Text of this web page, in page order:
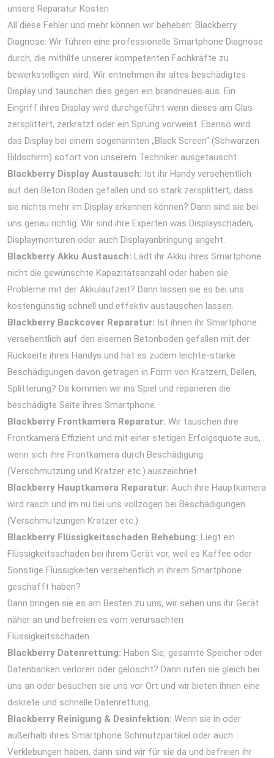
unsere Reparatur Kosten
All diese Fehler und mehr können wir beheben: Blackberry
Diagnose: Wir führen eine professionelle Smartphone Diagnose
durch, die mithilfe unserer kompetenten Fachkräfte zu
bewerkstelligen wird. Wir entnehmen ihr altes beschädigtes
Display und tauschen dies gegen ein brandneues aus. Ein
Eingriff ihres Display wird durchgeführt wenn dieses am Glas
zersplittert, zerkratzt oder ein Sprung vorweist. Ebenso wird
das Display bei einem sogenannten „Black Screen“ (Schwarzen
Bildschirm) sofort von unserem Techniker ausgetauscht.
Blackberry Display Austausch: Ist ihr Handy versehentlich
auf den Beton Boden gefallen und so stark zersplittert, dass
sie nichts mehr im Display erkennen können? Dann sind sie bei
uns genau richtig. Wir sind ihre Experten was Displayschäden,
Displaymonturen oder auch Displayanbringung angeht.
Blackberry Akku Austausch: Lädt ihr Akku ihres Smartphone
nicht die gewünschte Kapazitätsanzahl oder haben sie
Probleme mit der Akkulaufzeit? Dann lassen sie es bei uns
kostengünstig schnell und effektiv austauschen lassen.
Blackberry Backcover Reparatur: Ist ihnen ihr Smartphone
versehentlich auf den eisernen Betonboden gefallen mit der
Rückseite ihres Handys und hat es zudem leichte-starke
Beschädigungen davon getragen in Form von Kratzern, Dellen,
Splitterung? Da kommen wir ins Spiel und reparieren die
beschädigte Seite ihres Smartphone.
Blackberry Frontkamera Reparatur: Wir tauschen ihre
Frontkamera Effizient und mit einer stetigen Erfolgsquote aus,
wenn sich ihre Frontkamera durch Beschädigung
(Verschmutzung und Kratzer etc.).auszeichnet.
Blackberry Hauptkamera Reparatur: Auch ihre Hauptkamera
wird rasch und im nu bei uns vollzogen bei Beschädigungen
(Verschmutzungen Kratzer etc.).
Blackberry Flüssigkeitsschaden Behebung: Liegt ein
Flüssigkeitsschaden bei ihrem Gerät vor, weil es Kaffee oder
Sonstige Flüssigkeiten versehentlich in ihrem Smartphone
geschafft haben?
Dann bringen sie es am Besten zu uns, wir sehen uns ihr Gerät
näher an und befreien es vom verursachten
Flüssigkeitsschaden.
Blackberry Datenrettung: Haben Sie, gesamte Speicher oder
Datenbanken verloren oder gelöscht? Dann rufen sie gleich bei
uns an oder besuchen sie uns vor Ort und wir bieten ihnen eine
diskrete und schnelle Datenrettung.
Blackberry Reinigung & Desinfektion: Wenn sie in oder
außerhalb ihres Smartphone Schmutzpartikel oder auch
Verklebungen haben, dann sind wir für sie da und befreien ihr